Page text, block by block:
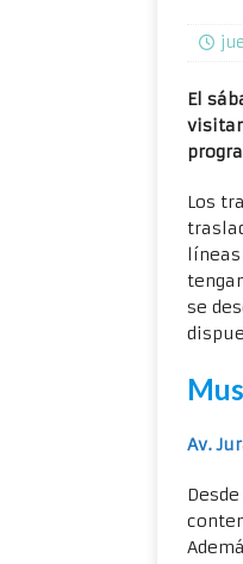
El
visitar
Los
líneas
se
Av.